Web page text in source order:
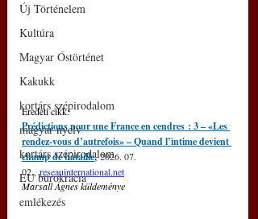
Új Történelem
Kultúra
Magyar Őstörténet
Kakukk
kortárs szépirodalom
magyar nyelv
kortárs szépirodalom
EU bürokrácia
emlékezés
Eredeti cikk:
Prédictions pour une France en cendres : 3 – «Les
rendez-vous d’autrefois» – Quand l’intime devient
champ de bataille, 2026. 07.
02., reseauinternational.net
Marsall Ágnes küldeménye